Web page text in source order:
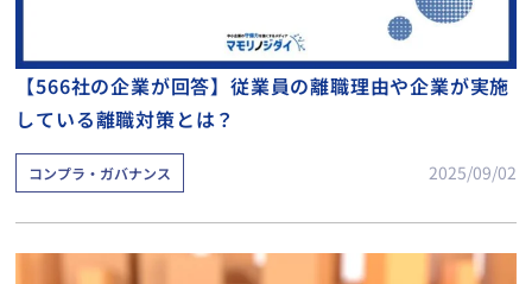
【566社の企業が回答】従業員の離職理由や企業が実施
している離職対策とは？
コンプラ・ガバナンス 2025/09/02